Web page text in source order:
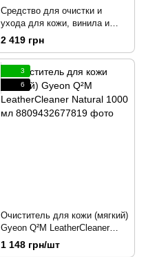
Средство для очистки и
ухода для кожи, винила и
пластика P&S SWIFT
Clean&Shine 3,79л 214589
2 419 грн
3
6
Очиститель для кожи (мягкий)
Gyeon Q²M LeatherCleaner
Natural 1000 мл
1 148 грн/шт